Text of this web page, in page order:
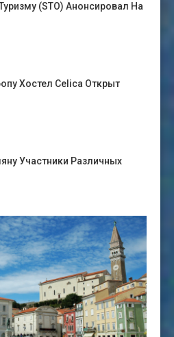
(STO) Анонсировал На
Хостел Celica Открыт
Участники Различных